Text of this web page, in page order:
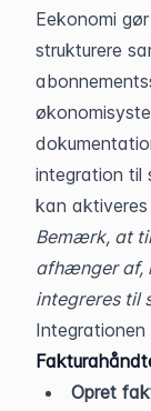
Eekonomi
strukturere
integration til
kan
Bemærk, at
afhænger af,
integreres til
Opret